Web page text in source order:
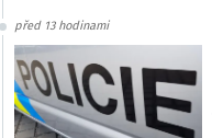
před 13 hodinami